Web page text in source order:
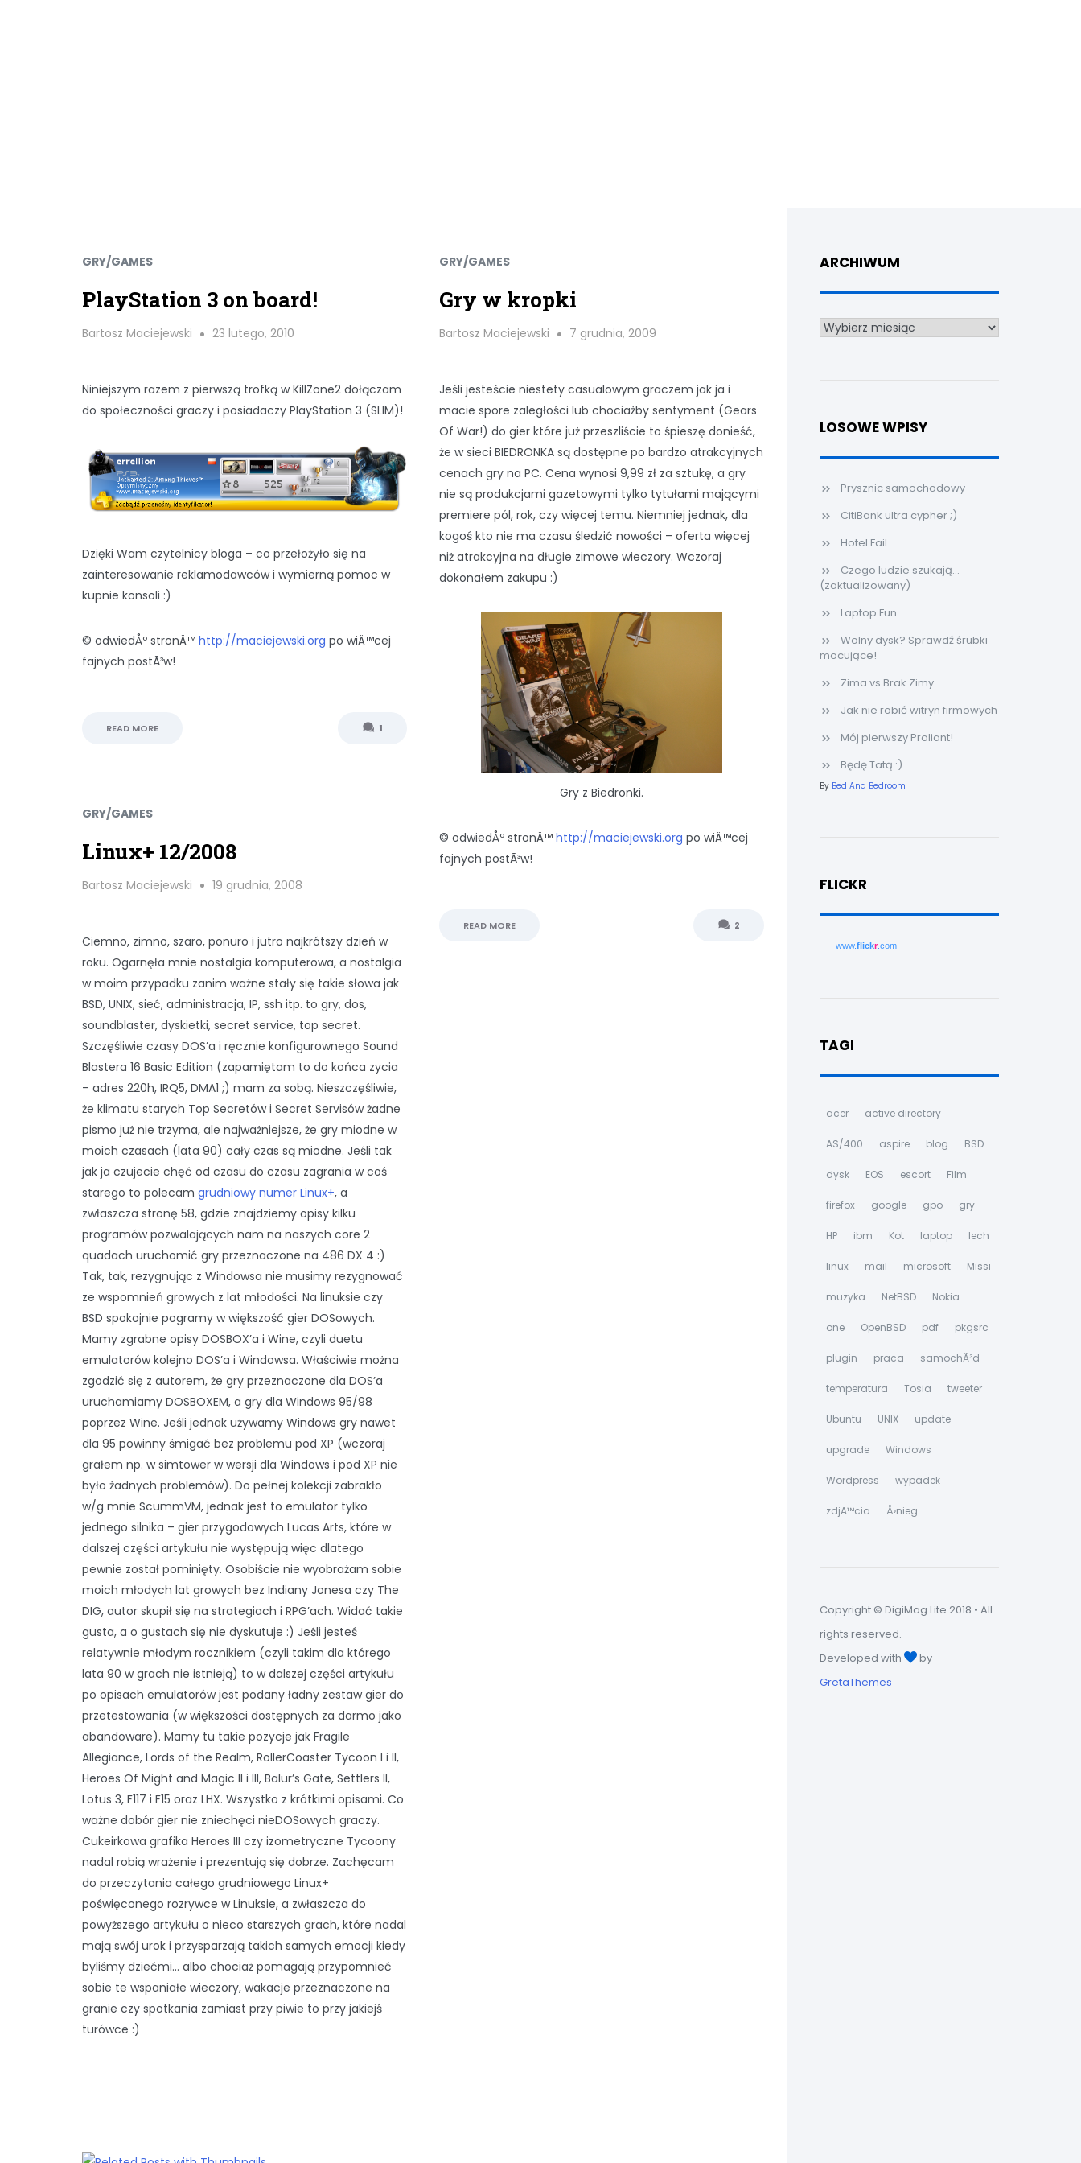
GRY/GAMES
PlayStation 3 on board!
Bartosz Maciejewski 23 lutego, 2010
Niniejszym razem z pierwszą trofką w KillZone2 dołączam
do społeczności graczy i posiadaczy PlayStation 3 (SLIM)!
Dzięki Wam czytelnicy bloga – co przełożyło się na
zainteresowanie reklamodawców i wymierną pomoc w
kupnie konsoli :)
© odwiedÅº stronÄ™ http://maciejewski.org po wiÄ™cej
fajnych postÃ³w!
READ MORE 1
GRY/GAMES
Gry w kropki
Bartosz Maciejewski 7 grudnia, 2009
Jeśli jesteście niestety casualowym graczem jak ja i
macie spore zaległości lub chociażby sentyment (Gears
Of War!) do gier które już przeszliście to śpieszę donieść,
że w sieci BIEDRONKA są dostępne po bardzo atrakcyjnych
cenach gry na PC. Cena wynosi 9,99 zł za sztukę, a gry
nie są produkcjami gazetowymi tylko tytułami mającymi
premiere pól, rok, czy więcej temu. Niemniej jednak, dla
kogoś kto nie ma czasu śledzić nowości – oferta więcej
niż atrakcyjna na długie zimowe wieczory. Wczoraj
dokonałem zakupu :)
Gry z Biedronki.
© odwiedÅº stronÄ™ http://maciejewski.org po wiÄ™cej
fajnych postÃ³w!
READ MORE 2
GRY/GAMES
Linux+ 12/2008
Bartosz Maciejewski 19 grudnia, 2008
Ciemno, zimno, szaro, ponuro i jutro najkrótszy dzień w
roku. Ogarnęła mnie nostalgia komputerowa, a nostalgia
w moim przypadku zanim ważne stały się takie słowa jak
BSD, UNIX, sieć, administracja, IP, ssh itp. to gry, dos,
soundblaster, dyskietki, secret service, top secret.
Szczęśliwie czasy DOS’a i ręcznie konfigurownego Sound
Blastera 16 Basic Edition (zapamiętam to do końca zycia
– adres 220h, IRQ5, DMA1 ;) mam za sobą. Nieszczęśliwie,
że klimatu starych Top Secretów i Secret Servisów żadne
pismo już nie trzyma, ale najważniejsze, że gry miodne w
moich czasach (lata 90) cały czas są miodne. Jeśli tak
jak ja czujecie chęć od czasu do czasu zagrania w coś
starego to polecam grudniowy numer Linux+, a
zwłaszcza stronę 58, gdzie znajdziemy opisy kilku
programów pozwalających nam na naszych core 2
quadach uruchomić gry przeznaczone na 486 DX 4 :)
Tak, tak, rezygnując z Windowsa nie musimy rezygnować
ze wspomnień growych z lat młodości. Na linuksie czy
BSD spokojnie pogramy w większość gier DOSowych.
Mamy zgrabne opisy DOSBOX’a i Wine, czyli duetu
emulatorów kolejno DOS’a i Windowsa. Właściwie można
zgodzić się z autorem, że gry przeznaczone dla DOS’a
uruchamiamy DOSBOXEM, a gry dla Windows 95/98
poprzez Wine. Jeśli jednak używamy Windows gry nawet
dla 95 powinny śmigać bez problemu pod XP (wczoraj
grałem np. w simtower w wersji dla Windows i pod XP nie
było żadnych problemów). Do pełnej kolekcji zabrakło
w/g mnie ScummVM, jednak jest to emulator tylko
jednego silnika – gier przygodowych Lucas Arts, które w
dalszej części artykułu nie występują więc dlatego
pewnie został pominięty. Osobiście nie wyobrażam sobie
moich młodych lat growych bez Indiany Jonesa czy The
DIG, autor skupił się na strategiach i RPG’ach. Widać takie
gusta, a o gustach się nie dyskutuje :) Jeśli jesteś
relatywnie młodym rocznikiem (czyli takim dla którego
lata 90 w grach nie istnieją) to w dalszej części artykułu
po opisach emulatorów jest podany ładny zestaw gier do
przetestowania (w większości dostępnych za darmo jako
abandoware). Mamy tu takie pozycje jak Fragile
Allegiance, Lords of the Realm, RollerCoaster Tycoon I i II,
Heroes Of Might and Magic II i III, Balur’s Gate, Settlers II,
Lotus 3, F117 i F15 oraz LHX. Wszystko z krótkimi opisami. Co
ważne dobór gier nie zniechęci nieDOSowych graczy.
Cukeirkowa grafika Heroes III czy izometryczne Tycoony
nadal robią wrażenie i prezentują się dobrze. Zachęcam
do przeczytania całego grudniowego Linux+
poświęconego rozrywce w Linuksie, a zwłaszcza do
powyższego artykułu o nieco starszych grach, które nadal
mają swój urok i przysparzają takich samych emocji kiedy
byliśmy dziećmi… albo chociaż pomagają przypomnieć
sobie te wspaniałe wieczory, wakacje przeznaczone na
granie czy spotkania zamiast przy piwie to przy jakiejś
turówce :)
ARCHIWUM
Archiwum
LOSOWE WPISY
Prysznic samochodowy
CitiBank ultra cypher ;)
Hotel Fail
Czego ludzie szukają...
(zaktualizowany)
Laptop Fun
Wolny dysk? Sprawdź śrubki
mocujące!
Zima vs Brak Zimy
Jak nie robić witryn firmowych
Mój pierwszy Proliant!
Będę Tatą :)
By Bed And Bedroom
FLICKR
www.flickr .com
TAGI
acer active directory
AS/400 aspire blog BSD
dysk EOS escort Film
firefox google gpo gry
HP ibm Kot laptop lech
linux mail microsoft Missi
muzyka NetBSD Nokia
one OpenBSD pdf pkgsrc
plugin praca samochÃ³d
temperatura Tosia tweeter
Ubuntu UNIX update
upgrade Windows
Wordpress wypadek
zdjÄ™cia Å›nieg
Copyright © DigiMag Lite 2018 • All
rights reserved.
Developed with
by
GretaThemes